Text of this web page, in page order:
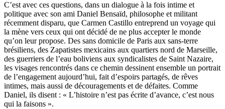
C’est avec ces questions, dans un dialogue à la fois intime et
politique avec son ami Daniel Bensaïd, philosophe et militant
récemment disparu, que Carmen Castillo entreprend un voyage qui
la mène vers ceux qui ont décidé de ne plus accepter le monde
qu’on leur propose. Des sans domicile de Paris aux sans-terre
brésiliens, des Zapatistes mexicains aux quartiers nord de Marseille,
des guerriers de l’eau boliviens aux syndicalistes de Saint Nazaire,
les visages rencontrés dans ce chemin dessinent ensemble un portrait
de l’engagement aujourd’hui, fait d’espoirs partagés, de rêves
intimes, mais aussi de découragements et de défaites. Comme
Daniel, ils disent : « L’histoire n’est pas écrite d’avance, c’est nous
qui la faisons ».